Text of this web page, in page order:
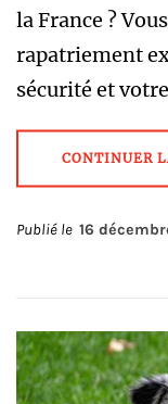
la France ?
rapatriement
sécurité et
CONTINUER
Publié le 16